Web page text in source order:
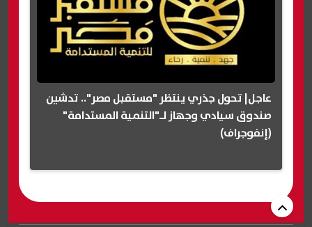
عاجل| تحول جذري ينتظر "مستقبل مصر".. تدشين
صندوق سيادي وجهاز لـ"التنمية المستدامة"
(إنفوجراف)